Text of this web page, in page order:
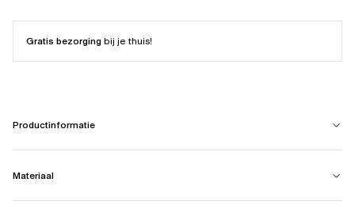
Gratis bezorgingbij je thuis!
Productinformatie
Materiaal